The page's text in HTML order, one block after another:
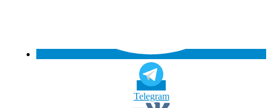
Telegram